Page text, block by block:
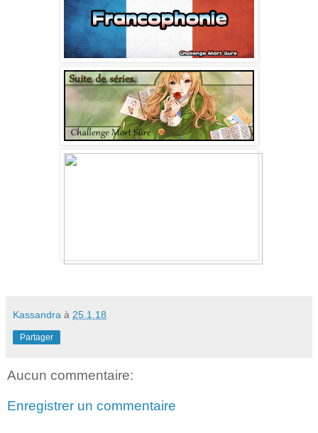
Kassandra à 25.1.18
Partager
Aucun commentaire:
Enregistrer un commentaire